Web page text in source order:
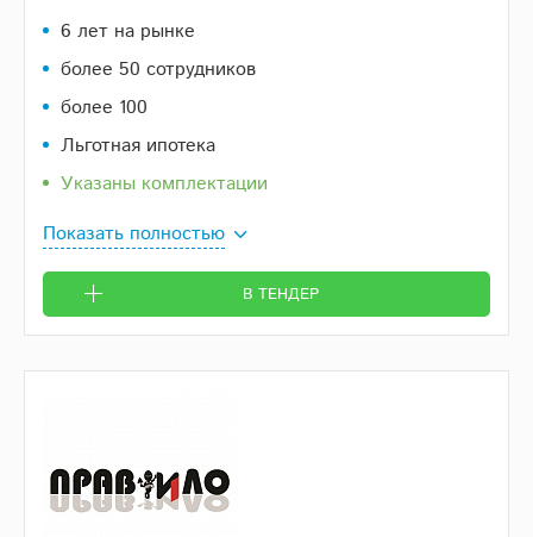
6 лет на рынке
более 50 сотрудников
более 100
Льготная ипотека
Указаны комплектации
Показать полностью
В ТЕНДЕР